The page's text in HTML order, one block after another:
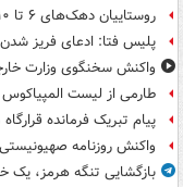
روستاییان دهک‌های ۶ تا ۱۰ از امسال باید حق بیمه بپردازند
پلیس فتا: ادعای فریز شدن
واکنش سخنگوی وزارت
طارمی از لیست
پیام تبریک فرمانده
واکنش روزنامه
بازگشایی تنگه هرمز،